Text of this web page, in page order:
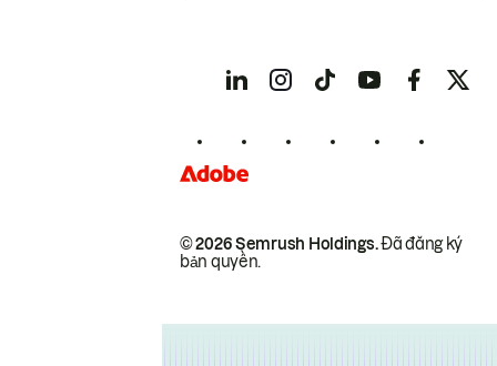
© 2026 Semrush Holdings.Đã đăng ký
bản quyền.